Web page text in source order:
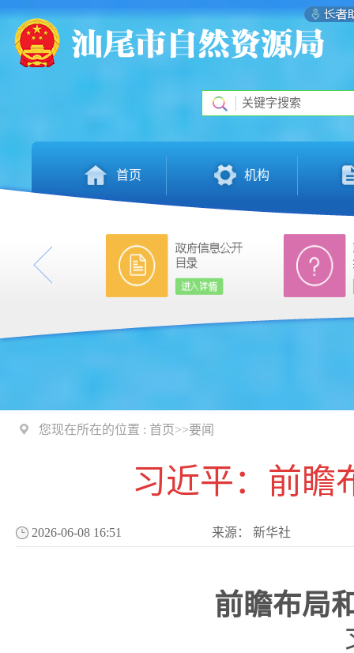
首页 机构
您现在所在的位置 : 首页>>要闻
习近平：前瞻
2026-06-08 16:51 来源： 新华社
前瞻布局